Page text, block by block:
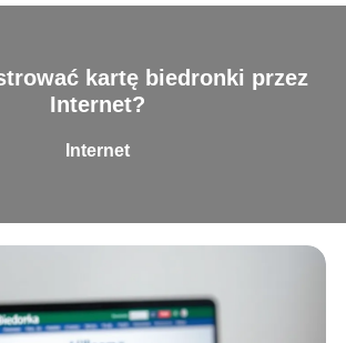
kartę biedronki przez
Internet?
Internet